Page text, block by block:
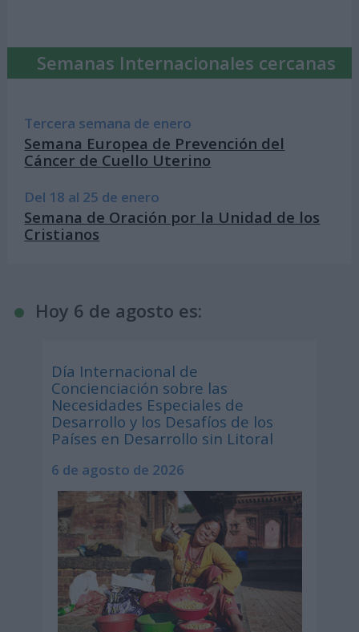
Semanas Internacionales cercanas
Tercera semana de enero
Semana Europea de Prevención del
Cáncer de Cuello Uterino
Del 18 al 25 de enero
Semana de Oración por la Unidad de los
Cristianos
Hoy 6 de agosto es:
Día Internacional de
Concienciación sobre las
Necesidades Especiales de
Desarrollo y los Desafíos de los
Países en Desarrollo sin Litoral
6 de agosto de 2026